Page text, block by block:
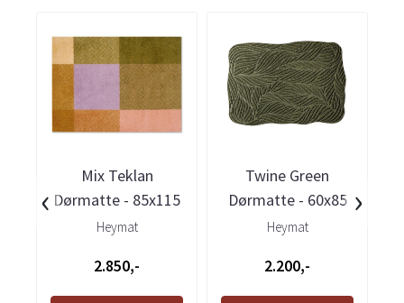
Mix Teklan
Dørmatte - 85x115
Heymat
2.850,-
Twine Green
Dørmatte - 60x85
Heymat
2.200,-
‹ ›